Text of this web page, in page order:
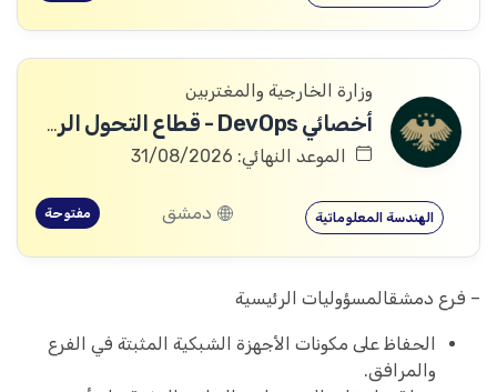
وزارة الخارجية والمغتربين
أخصائي DevOps - قطاع التحول الرقمي
الموعد النهائي: 31/08/2026
الهندسة المعلوماتية دمشق مفتوحة
– فرع دمشقالمسؤوليات الرئيسية
الحفاظ على مكونات الأجهزة الشبكية المثبتة في الفرع
والمرافق.